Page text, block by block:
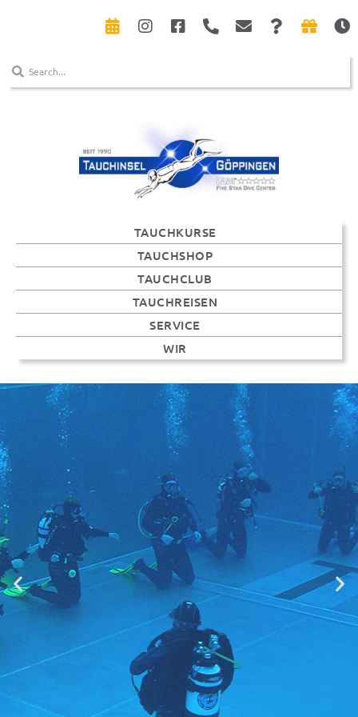
TAUCHKURSE
TAUCHSHOP
TAUCHCLUB
TAUCHREISEN
SERVICE
WIR